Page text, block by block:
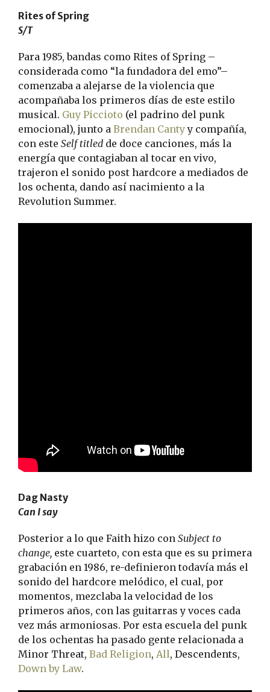
Rites of Spring
S/T
Para 1985, bandas como Rites of Spring –
considerada como “la fundadora del emo”–
comenzaba a alejarse de la violencia que
acompañaba los primeros días de este estilo
musical. Guy Piccioto (el padrino del punk
emocional), junto a Brendan Cantyy compañía,
con este Self titled de doce canciones, más la
energía que contagiaban al tocar en vivo,
trajeron el sonido post hardcore a mediados de
los ochenta, dando así nacimiento a la
Revolution Summer.
Dag Nasty
Can I say
Posterior a lo que Faith hizo con Subject to
change, este cuarteto, con esta que es su primera
grabación en 1986, re-definieron todavía más el
sonido del hardcore melódico, el cual, por
momentos, mezclaba la velocidad de los
primeros años, con las guitarras y voces cada
vez más armoniosas. Por esta escuela del punk
de los ochentas ha pasado gente relacionada a
Minor Threat, Bad Religion, All, Descendents,
Down by Law.